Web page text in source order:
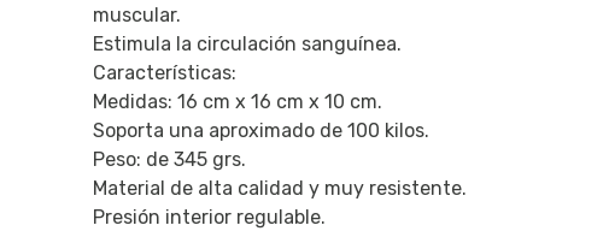
muscular.
Estimula la circulación sanguínea.
Características:
Medidas: 16 cm x 16 cm x 10 cm.
Soporta una aproximado de 100 kilos.
Peso: de 345 grs.
Material de alta calidad y muy resistente.
Presión interior regulable.